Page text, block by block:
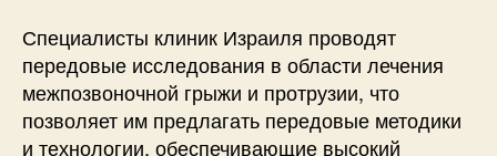
Специалисты клиник Израиля проводят
передовые исследования в области лечения
межпозвоночной грыжи и протрузии, что
позволяет им предлагать передовые методики
и технологии, обеспечивающие высокий